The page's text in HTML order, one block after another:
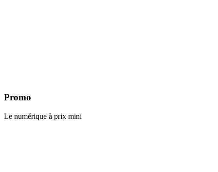
Promo
Le numérique à prix mini